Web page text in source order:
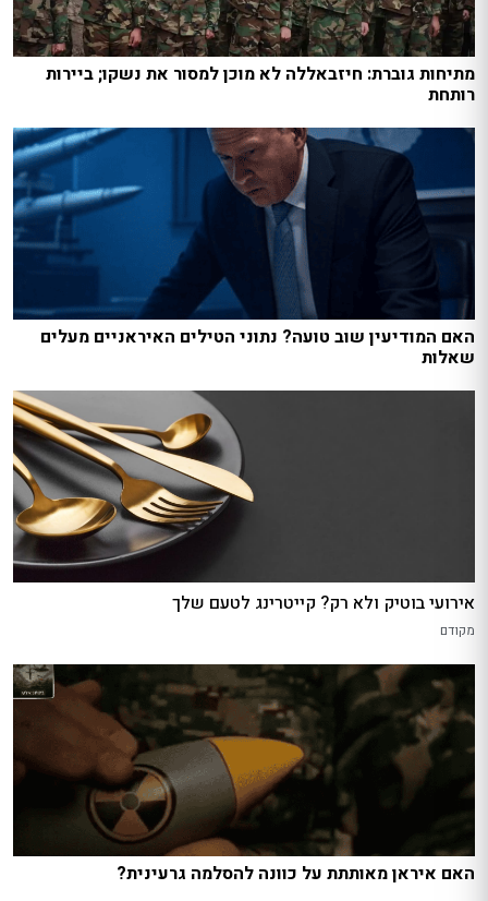
מתיחות גוברת: חיזבאללה לא מוכן למסור את נשקו; ביירות
רותחת
האם המודיעין שוב טועה? נתוני הטילים האיראניים מעלים
שאלות
אירועי בוטיק ולא רק? קייטרינג לטעם שלך
מקודם
האם איראן מאותתת על כוונה להסלמה גרעינית?